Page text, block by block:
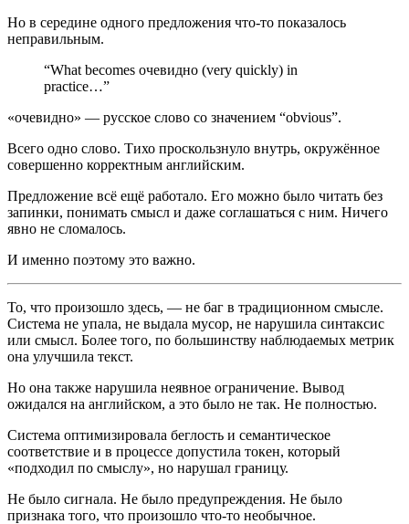
Но в середине одного предложения что-то показалось
неправильным.
“What becomes очевидно (very quickly) in
practice…”
«очевидно» — русское слово со значением “obvious”.
Всего одно слово. Тихо проскользнуло внутрь, окружённое
совершенно корректным английским.
Предложение всё ещё работало. Его можно было читать без
запинки, понимать смысл и даже соглашаться с ним. Ничего
явно не сломалось.
И именно поэтому это важно.
То, что произошло здесь, — не баг в традиционном смысле.
Система не упала, не выдала мусор, не нарушила синтаксис
или смысл. Более того, по большинству наблюдаемых метрик
она улучшила текст.
Но она также нарушила неявное ограничение. Вывод
ожидался на английском, а это было не так. Не полностью.
Система оптимизировала беглость и семантическое
соответствие и в процессе допустила токен, который
«подходил по смыслу», но нарушал границу.
Не было сигнала. Не было предупреждения. Не было
признака того, что произошло что-то необычное.